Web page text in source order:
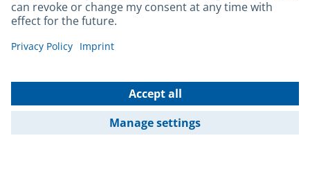
Barrierefreiheit
Leichte Sprache
Gebärdensprache
Kontakt